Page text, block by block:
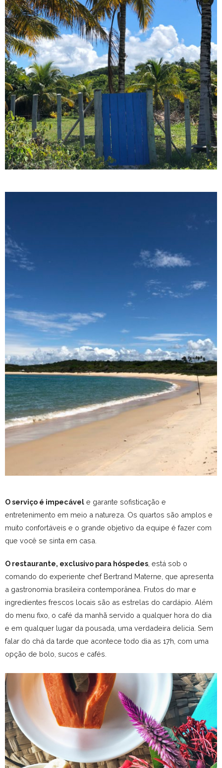
O serviço é impecável e garante sofisticação e
entretenimento em meio a natureza. Os quartos são amplos e
muito confortáveis e o grande objetivo da equipe é fazer com
que você se sinta em casa.
O restaurante, exclusivo para hóspedes , está sob o
comando do experiente chef Bertrand Materne, que apresenta
a gastronomia brasileira contemporânea. Frutos do mar e
ingredientes frescos locais são as estrelas do cardápio. Além
do menu fixo, o café da manhã servido a qualquer hora do dia
e em qualquer lugar da pousada, uma verdadeira delicia. Sem
falar do chá da tarde que acontece todo dia as 17h, com uma
opção de bolo, sucos e cafés.